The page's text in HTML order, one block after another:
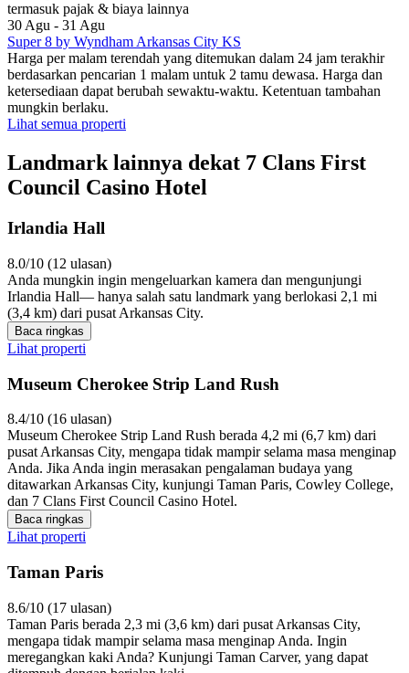
termasuk pajak & biaya lainnya
30 Agu - 31 Agu
Super 8 by Wyndham Arkansas City KS
Harga per malam terendah yang ditemukan dalam 24 jam terakhir
berdasarkan pencarian 1 malam untuk 2 tamu dewasa. Harga dan
ketersediaan dapat berubah sewaktu-waktu. Ketentuan tambahan
mungkin berlaku.
Lihat semua properti
Landmark lainnya dekat 7 Clans First
Council Casino Hotel
Irlandia Hall
8.0/10 (12 ulasan)
Anda mungkin ingin mengeluarkan kamera dan mengunjungi
Irlandia Hall— hanya salah satu landmark yang berlokasi 2,1 mi
(3,4 km) dari pusat Arkansas City.
Baca ringkas
Lihat properti
Museum Cherokee Strip Land Rush
8.4/10 (16 ulasan)
Museum Cherokee Strip Land Rush berada 4,2 mi (6,7 km) dari
pusat Arkansas City, mengapa tidak mampir selama masa menginap
Anda. Jika Anda ingin merasakan pengalaman budaya yang
ditawarkan Arkansas City, kunjungi Taman Paris, Cowley College,
dan 7 Clans First Council Casino Hotel.
Baca ringkas
Lihat properti
Taman Paris
8.6/10 (17 ulasan)
Taman Paris berada 2,3 mi (3,6 km) dari pusat Arkansas City,
mengapa tidak mampir selama masa menginap Anda. Ingin
meregangkan kaki Anda? Kunjungi Taman Carver, yang dapat